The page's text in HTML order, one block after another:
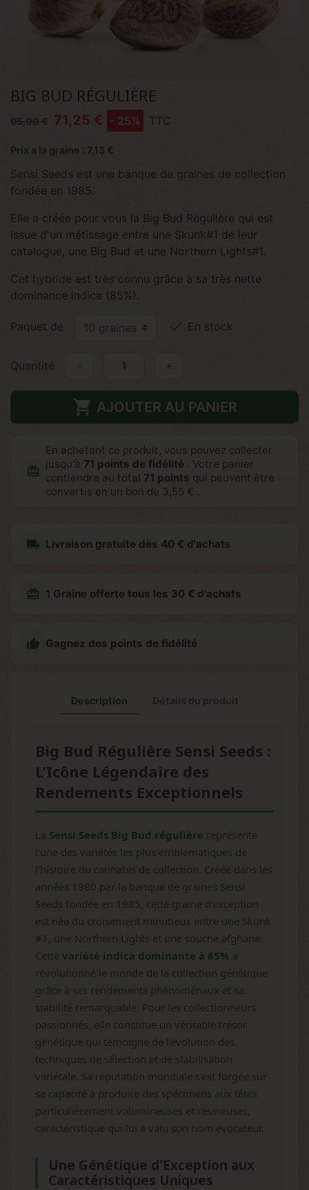
BIG BUD RÉGULIÈRE
95,00 € 71,25 € - 25% TTC
Prix a la graine : 7,13 €
Sensi Seeds est une banque de graines de collection
fondée en 1985.
Elle a créée pour vous la Big Bud Régulière qui est
issue d'un métissage entre une Skunk#1 de leur
catalogue, une Big Bud et une Northern Lights#1.
Cet hybride est très connu grâce à sa très nette
dominance indica (85%).
Paquet de  En stock
Quantité +
 AJOUTER AU PANIER
redeem
En achetant ce produit, vous pouvez collecter
jusqu'à 71 points de fidélité . Votre panier
contiendra au total 71 points qui peuvent être
convertis en un bon de 3,55 € .
local_shipping Livraison gratuite dès 40 € d'achats
redeem 1 Graine offerte tous les 30 € d'achats
 Gagnez des points de fidélité
Description
Big Bud Régulière Sensi Seeds :
L'Icône Légendaire des
Rendements Exceptionnels
La Sensi Seeds Big Bud régulière représente
l'une des variétés les plus emblématiques de
l'histoire du cannabis de collection. Créée dans les
années 1980 par la banque de graines Sensi
Seeds fondée en 1985, cette graine d'exception
est née du croisement minutieux entre une Skunk
#1, une Northern Lights et une souche afghane.
Cette variété indica dominante à 85% a
révolutionné le monde de la collection génétique
grâce à ses rendements phénoménaux et sa
stabilité remarquable. Pour les collectionneurs
passionnés, elle constitue un véritable trésor
génétique qui témoigne de l'évolution des
techniques de sélection et de stabilisation
variétale. Sa réputation mondiale s'est forgée sur
sa capacité à produire des spécimens aux têtes
particulièrement volumineuses et résineuses,
caractéristique qui lui a valu son nom évocateur.
Une Génétique d'Exception aux
Caractéristiques Uniques